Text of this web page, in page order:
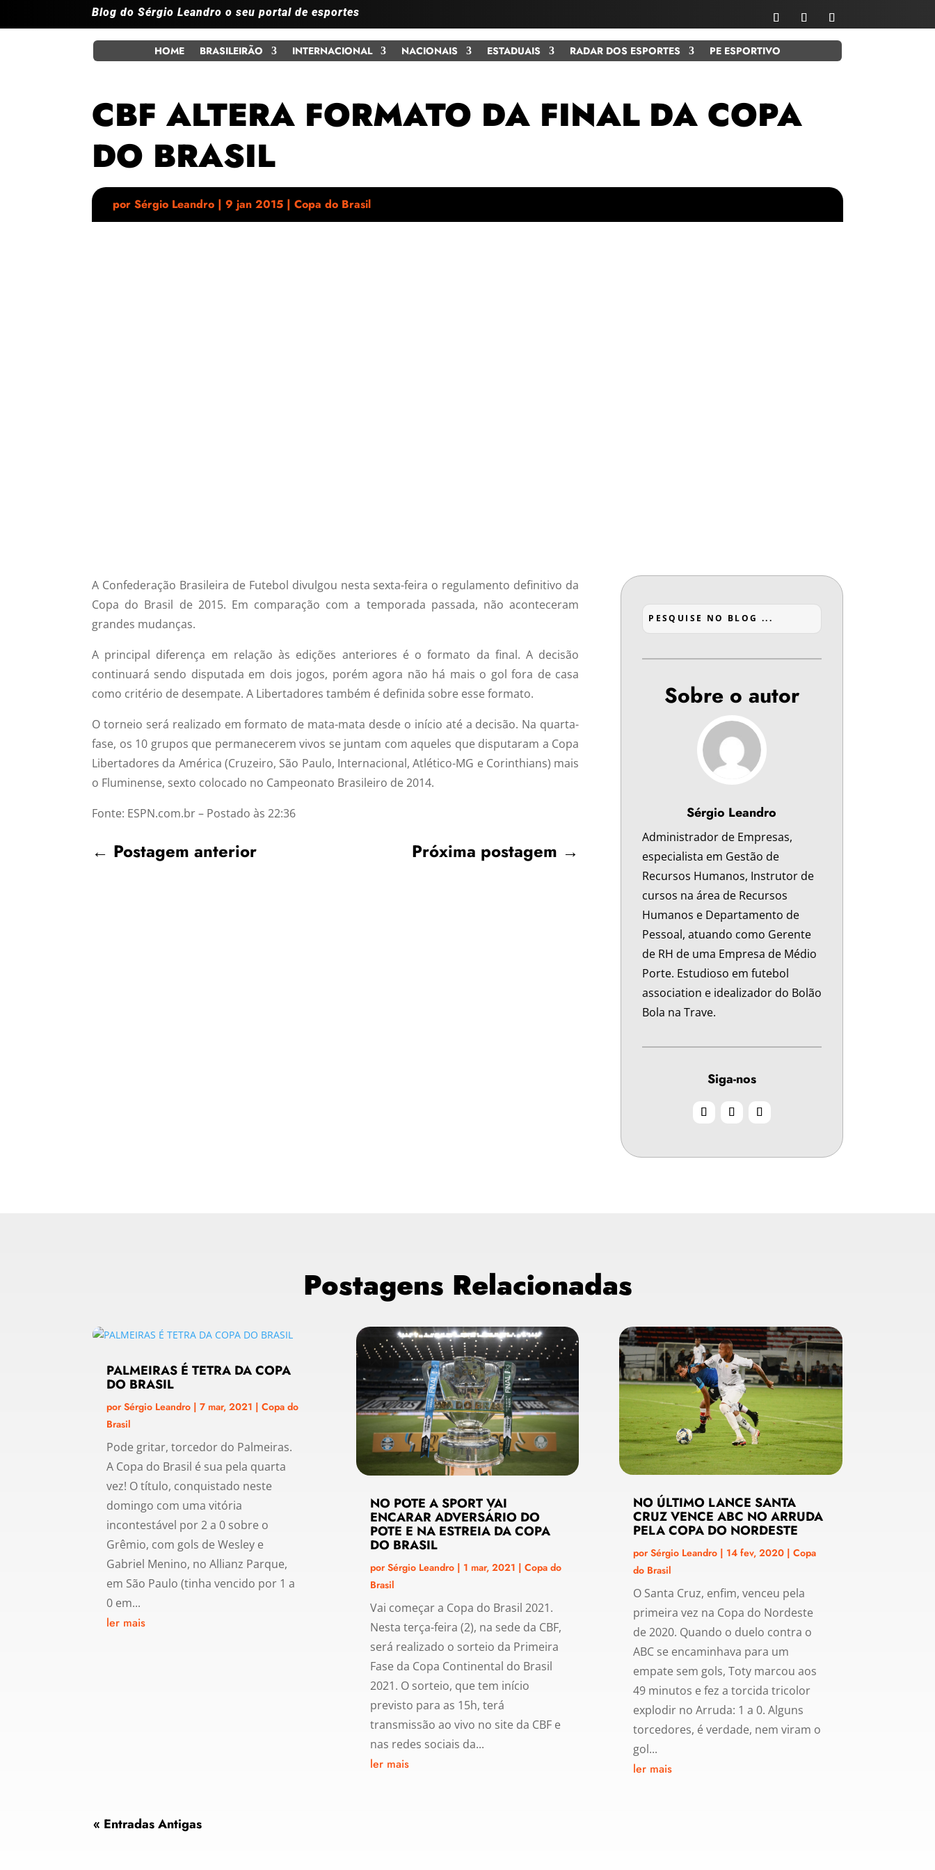
Blog do Sérgio Leandro o seu portal de esportes
HOME BRASILEIRÃO INTERNACIONAL NACIONAIS ESTADUAIS RADAR DOS ESPORTES PE ESPORTIVO
CBF ALTERA FORMATO DA FINAL DA COPA
DO BRASIL
por Sérgio Leandro | 9 jan 2015 | Copa do Brasil
A Confederação Brasileira de Futebol divulgou nesta sexta-feira o regulamento definitivo da
Copa do Brasil de 2015. Em comparação com a temporada passada, não aconteceram
grandes mudanças.
A principal diferença em relação às edições anteriores é o formato da final. A decisão
continuará sendo disputada em dois jogos, porém agora não há mais o gol fora de casa
como critério de desempate. A Libertadores também é definida sobre esse formato.
O torneio será realizado em formato de mata-mata desde o início até a decisão. Na quarta-
fase, os 10 grupos que permanecerem vivos se juntam com aqueles que disputaram a Copa
Libertadores da América (Cruzeiro, São Paulo, Internacional, Atlético-MG e Corinthians) mais
o Fluminense, sexto colocado no Campeonato Brasileiro de 2014.
Fonte: ESPN.com.br – Postado às 22:36
← Postagem anterior Próxima postagem →
Sobre o autor
Sérgio Leandro
Administrador de Empresas,
especialista em Gestão de
Recursos Humanos, Instrutor de
cursos na área de Recursos
Humanos e Departamento de
Pessoal, atuando como Gerente
de RH de uma Empresa de Médio
Porte. Estudioso em futebol
association e idealizador do Bolão
Bola na Trave.
Siga-nos
Postagens Relacionadas
PALMEIRAS É TETRA DA COPA
DO BRASIL
porSérgio Leandro |7 mar, 2021 |Copa do
Brasil
Pode gritar, torcedor do Palmeiras.
A Copa do Brasil é sua pela quarta
vez! O título, conquistado neste
domingo com uma vitória
incontestável por 2 a 0 sobre o
Grêmio, com gols de Wesley e
Gabriel Menino, no Allianz Parque,
em São Paulo (tinha vencido por 1 a
0 em...
ler mais
NO POTE A SPORT VAI
ENCARAR ADVERSÁRIO DO
POTE E NA ESTREIA DA COPA
DO BRASIL
porSérgio Leandro| 1 mar, 2021 | Copa do
Brasil
Vai começar a Copa do Brasil 2021.
Nesta terça-feira (2), na sede da CBF,
será realizado o sorteio da Primeira
Fase da Copa Continental do Brasil
2021. O sorteio, que tem início
previsto para as 15h, terá
transmissão ao vivo no site da CBF e
nas redes sociais da...
ler mais
NO ÚLTIMO LANCE SANTA
CRUZ VENCE ABC NO ARRUDA
PELA COPA DO NORDESTE
porSérgio Leandro| 14 fev, 2020| Copa
do Brasil
O Santa Cruz, enfim, venceu pela
primeira vez na Copa do Nordeste
de 2020. Quando o duelo contra o
ABC se encaminhava para um
empate sem gols, Toty marcou aos
49 minutos e fez a torcida tricolor
explodir no Arruda: 1 a 0. Alguns
torcedores, é verdade, nem viram o
gol...
ler mais
« Entradas Antigas